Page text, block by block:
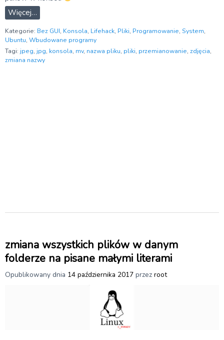
Więcej…
Kategorie: Bez GUI, Konsola, Lifehack, Pliki, Programowanie, System,
Ubuntu, Wbudowane programy
Tagi: jpeg, jpg, konsola, mv, nazwa pliku, pliki, przemianowanie, zdjęcia,
zmiana nazwy
zmiana wszystkich plików w danym
folderze na pisane małymi literami
Opublikowany dnia 14 października 2017 przez root